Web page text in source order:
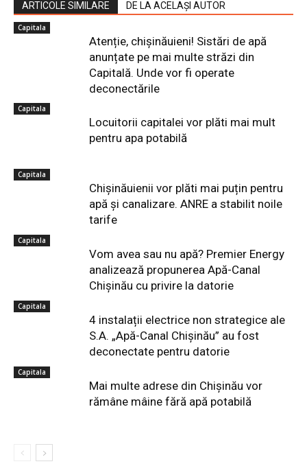
ARTICOLE SIMILARE DE LA ACELAȘI AUTOR
Capitala
Atenție, chișinăuieni! Sistări de apă
anunțate pe mai multe străzi din
Capitală. Unde vor fi operate
deconectările
Capitala
Locuitorii capitalei vor plăti mai mult
pentru apa potabilă
Capitala
Chișinăuienii vor plăti mai puțin pentru
apă și canalizare. ANRE a stabilit noile
tarife
Capitala
Vom avea sau nu apă? Premier Energy
analizează propunerea Apă-Canal
Chișinău cu privire la datorie
Capitala
4 instalații electrice non strategice ale
S.A. „Apă-Canal Chișinău” au fost
deconectate pentru datorie
Capitala
Mai multe adrese din Chișinău vor
rămâne mâine fără apă potabilă